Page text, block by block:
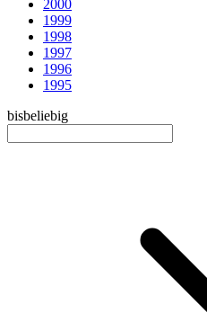
2000
1999
1998
1997
1996
1995
bisbeliebig